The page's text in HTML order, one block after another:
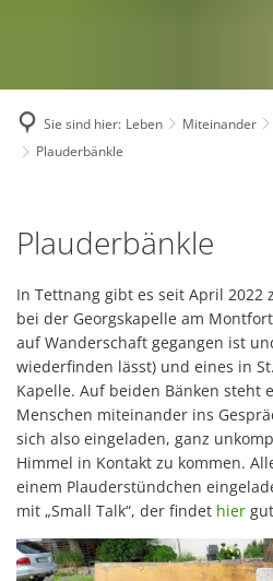
Sie sind hier: Leben Miteinander
Plauderbänkle
Plauderbänkle
In Tettnang gibt es seit April 2022
bei der Georgskapelle am
auf Wanderschaft gegangen ist
wiederfinden lässt) und eines in
Kapelle. Auf beiden Bänken steht
Menschen miteinander ins
sich also eingeladen, ganz
Himmel in Kontakt zu kommen.
einem Plauderstündchen
mit „Small Talk“, der findet hier